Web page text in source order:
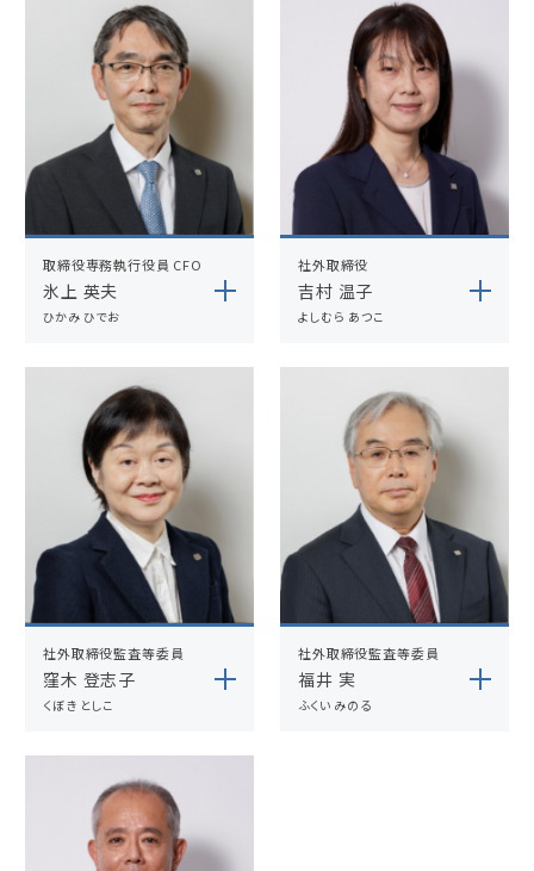
取締役専務執行役員 CFO
氷上 英夫
ひかみ ひでお
社外取締役
吉村 温子
よしむら あつこ
社外取締役監査等委員
窪木 登志子
くぼき としこ
社外取締役監査等委員
福井 実
ふくい みのる